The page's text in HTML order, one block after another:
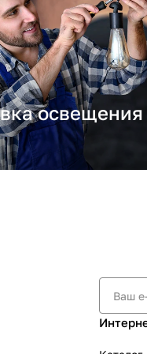
освещения